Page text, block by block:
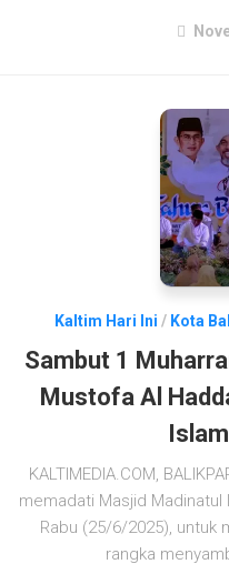
Kaltim Hari Ini / Kota
Sambut 1
Mustofa Al
KALTIMEDIA.COM,
memadati Masjid Madinatul
Rabu (25/6/2025), untuk
rangka